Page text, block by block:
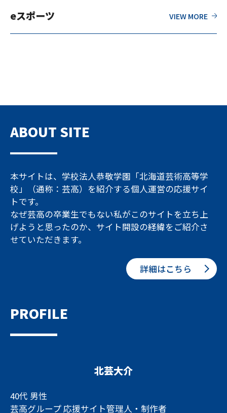
eスポーツ
ABOUT SITE
本サイトは、学校法人恭敬学園「北海道芸術高等学
校」（通称：芸高）を紹介する個人運営の応援サイ
トです。
なぜ芸高の卒業生でもない私がこのサイトを立ち上
げようと思ったのか、サイト開設の経緯をご紹介さ
せていただきます。
詳細はこちら
PROFILE
北芸大介
40代 男性
芸高グループ 応援サイト管理人・制作者